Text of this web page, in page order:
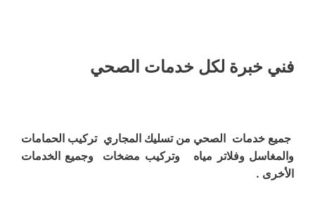
فني خبرة لكل خدمات الصحي
جميع خدمات الصحي من تسليك المجاري تركيب الحمامات
والمغاسل وفلاتر مياه وتركيب مضخات وجميع الخدمات
الأخرى .